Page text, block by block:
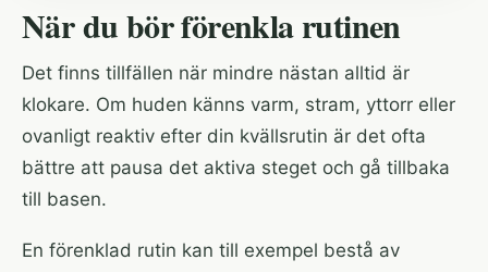
När du bör förenkla rutinen
Det finns tillfällen när mindre nästan alltid är
klokare. Om huden känns varm, stram, yttorr eller
ovanligt reaktiv efter din kvällsrutin är det ofta
bättre att pausa det aktiva steget och gå tillbaka
till basen.
En förenklad rutin kan till exempel bestå av